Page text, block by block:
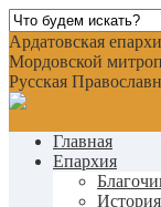
Ардатовская
Мордовской
Русская
Главная
Епархия
История